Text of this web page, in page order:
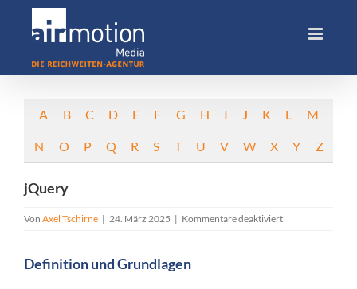
A B C D E F G H I J K L M
N O P Q R S T U V W X Y Z
jQuery
Von Axel Tschirne | 24. März 2025 | Kommentare deaktiviertfür
Definition und Grundlagen